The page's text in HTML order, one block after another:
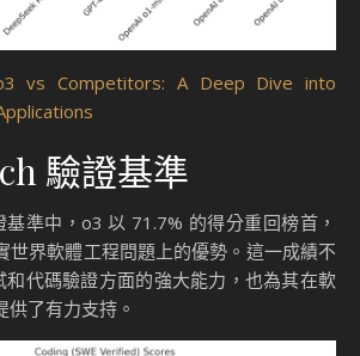
vs Competitors: A Deep Dive into
驗證基準
基準中，o3 以 71.7% 的得分重回榜首，
世界軟體工程問題上的優勢。這一成績不
代碼驗證方面的強大能力，也為其在軟
了有力支持。